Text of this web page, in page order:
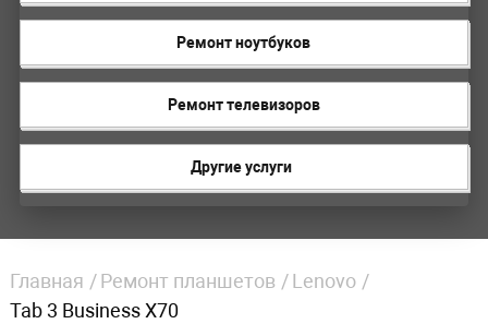
Ремонт ноутбуков
Ремонт телевизоров
Другие услуги
Главная Ремонт планшетов
Lenovo
Tab 3 Business X70